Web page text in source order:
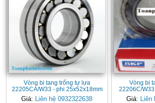
Vòng bi tang trống tự lựa
22205CA/W33 - phi 25x52x18mm
Giá: Liên hệ 0932322638
Vòng bi
22206C/
Giá: